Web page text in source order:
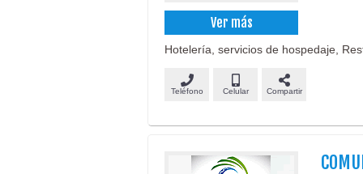
Ver más
Hotelería, servicios de hospedaje,
Teléfono Celular Compartir